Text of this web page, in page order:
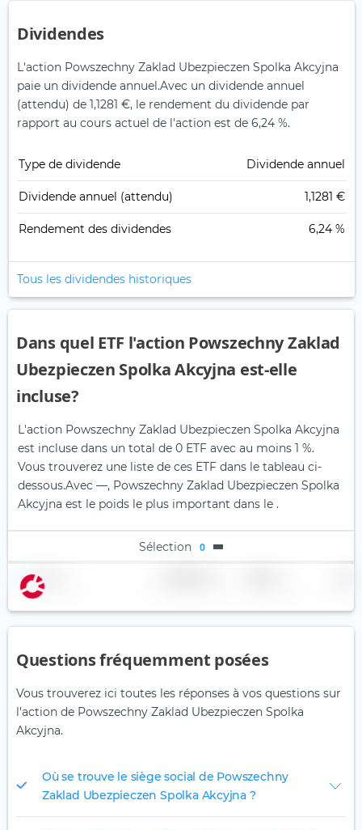
Dividendes
L'action Powszechny Zaklad Ubezpieczen Spolka Akcyjna
paie un dividende annuel.Avec un dividende annuel
(attendu) de 1,1281 €, le rendement du dividende par
rapport au cours actuel de l'action est de 6,24 %.
Type de dividende Dividende annuel
Dividende annuel (attendu) 1,1281 €
Rendement des dividendes 6,24 %
Tous les dividendes historiques
Dans quel ETF l'action Powszechny Zaklad
Ubezpieczen Spolka Akcyjna est-elle
incluse?
L'action Powszechny Zaklad Ubezpieczen Spolka Akcyjna
est incluse dans un total de 0 ETF avec au moins 1 %.
Vous trouverez une liste de ces ETF dans le tableau ci-
dessous.Avec —, Powszechny Zaklad Ubezpieczen Spolka
Akcyjna est le poids le plus important dans le .
Sélection 0
Nom
Questions fréquemment posées
Vous trouverez ici toutes les réponses à vos questions sur
l'action de Powszechny Zaklad Ubezpieczen Spolka
Akcyjna.
Où se trouve le siège social de Powszechny
Zaklad Ubezpieczen Spolka Akcyjna ?